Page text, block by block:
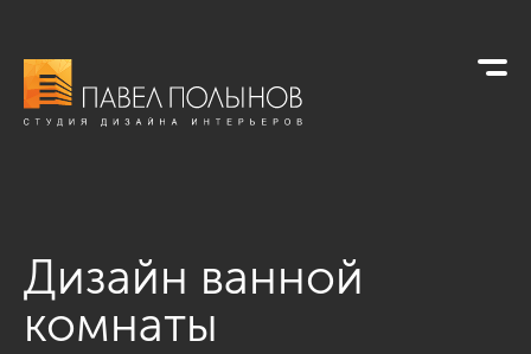
Дизайн ванной
комнаты